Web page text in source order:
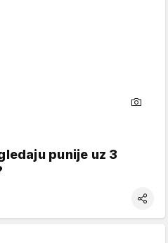
punije uz 3